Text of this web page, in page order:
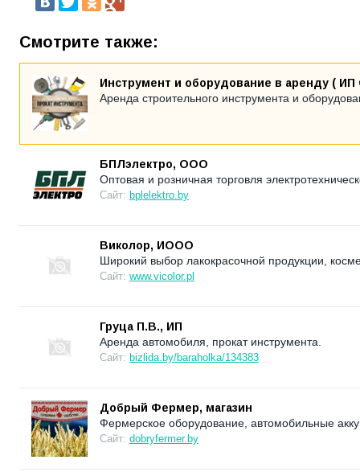
Смотрите также:
Инструмент и оборудование в аренду (
Аренда строительного инструмента и
БПЛэлектро, ООО
Оптовая и розничная торговля
Сайт: bplelektro.by
Виколор, ИООО
Широкий выбор лакокрасочной продукции,
Сайт: www.vicolor.pl
Груца П.В., ИП
Аренда автомобиля, прокат инструмента.
Сайт: bizlida.by/baraholka/134383
Добрый Фермер, магазин
Фермерское оборудование, автомобильные
Сайт: dobryfermer.by